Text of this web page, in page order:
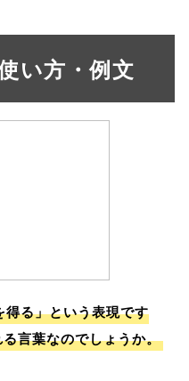
い方・例文
る」という表現です
言葉なのでしょうか。